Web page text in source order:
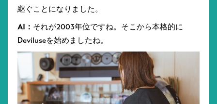
継ぐことになりました。
AI： それが2003年位ですね。そこから本格的に
Deviluseを始めましたね。